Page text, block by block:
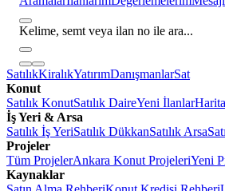
Kelime, semt veya ilan no ile ara...
SatılıkKiralıkYatırımDanışmanlarSat
Konut
Satılık KonutSatılık DaireYeni İlanlar
İş Yeri & Arsa
Satılık İş YeriSatılık DükkanSatılık Arsa
Projeler
Tüm ProjelerAnkara Konut ProjeleriYeni
Kaynaklar